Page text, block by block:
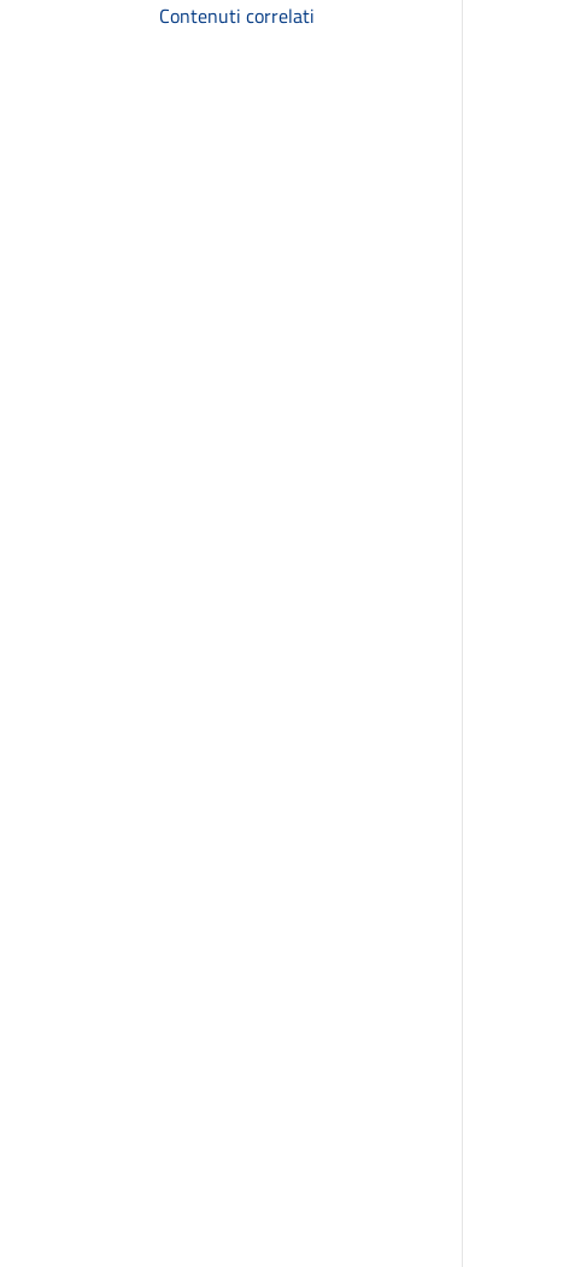
Contenuti correlati